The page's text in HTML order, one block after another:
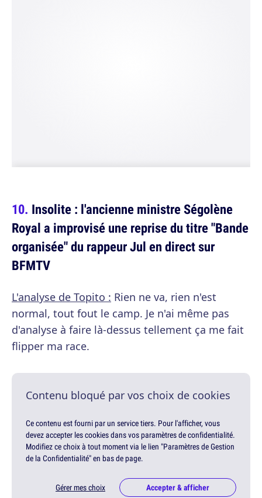
Insolite : l'ancienne ministre Ségolène
Royal a improvisé une reprise du titre "Bande
organisée" du rappeur Jul en direct sur
BFMTV
L'analyse de Topito : Rien ne va, rien n'est
normal, tout fout le camp. Je n'ai même pas
d'analyse à faire là-dessus tellement ça me fait
flipper ma race.
Contenu bloqué par vos choix de cookies
Ce contenu est fourni par un service tiers. Pour l'afficher, vous
devez accepter les cookies dans vos paramètres de confidentialité.
Modifiez ce choix à tout moment via le lien "Paramètres de Gestion
de la Confidentialité" en bas de page.
Gérer mes choix Accepter & afficher